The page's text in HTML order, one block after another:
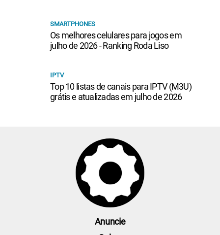
SMARTPHONES
Os melhores celulares para jogos em
julho de 2026 - Ranking Roda Liso
IPTV
Top 10 listas de canais para IPTV (M3U)
grátis e atualizadas em julho de 2026
Anuncie